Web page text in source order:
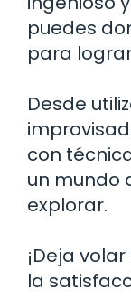
puedes
para
Desde
con
un mundo
explorar.
¡Deja
la